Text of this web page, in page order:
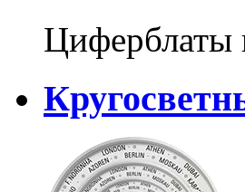
Циферблаты